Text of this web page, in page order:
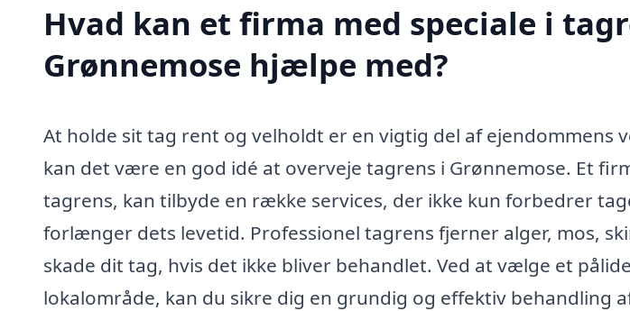
Hvad kan et firma med speciale i
Grønnemose hjælpe med?
At holde sit tag rent og velholdt er en vigtig del af ejendommens
kan det være en god idé at overveje tagrens i Grønnemose. Et
tagrens, kan tilbyde en række services, der ikke kun forbedrer
forlænger dets levetid. Professionel tagrens fjerner alger, mos,
skade dit tag, hvis det ikke bliver behandlet. Ved at vælge et
lokalområde, kan du sikre dig en grundig og effektiv behandling